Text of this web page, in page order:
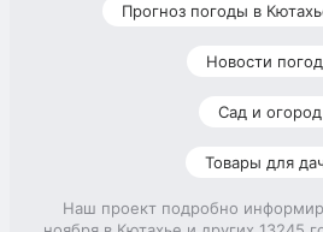
Прогноз погоды в
Новости
Сад и огород
Товары для
Наш проект подробно